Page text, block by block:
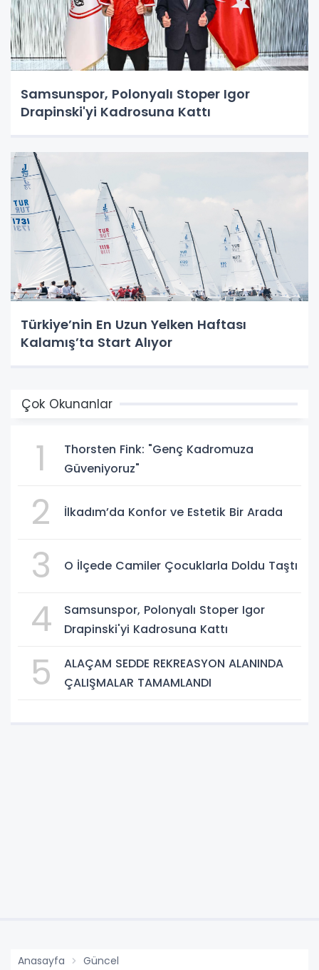
Samsunspor, Polonyalı Stoper Igor
Drapinski'yi Kadrosuna Kattı
Türkiye’nin En Uzun Yelken Haftası
Kalamış’ta Start Alıyor
Çok Okunanlar
1
Thorsten Fink: "Genç Kadromuza
Güveniyoruz"
2 İlkadım’da Konfor ve Estetik Bir Arada
3 O İlçede Camiler Çocuklarla Doldu Taştı
4
Samsunspor, Polonyalı Stoper Igor
Drapinski'yi Kadrosuna Kattı
5
ALAÇAM SEDDE REKREASYON ALANINDA
ÇALIŞMALAR TAMAMLANDI
Anasayfa Güncel